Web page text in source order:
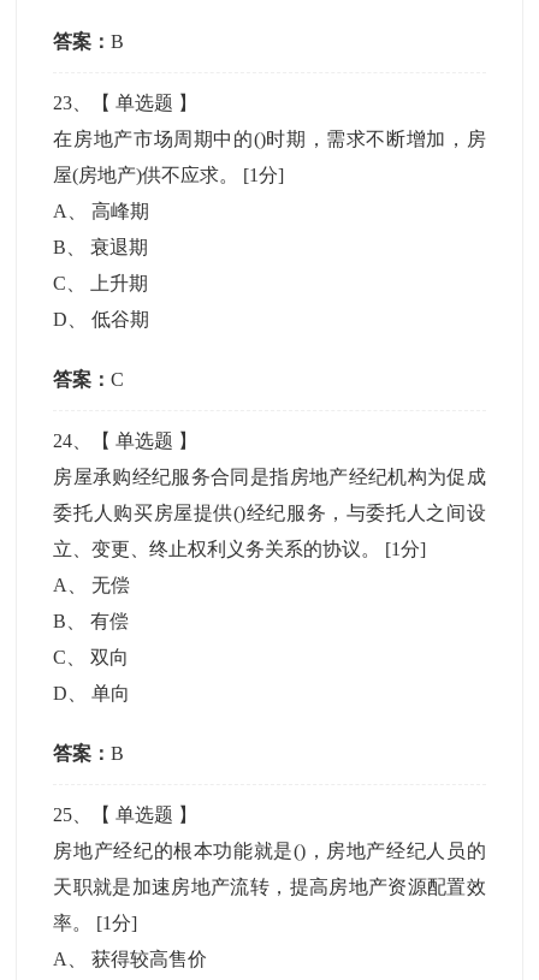
答案：B
23 、【单选题 】
在房地产市场周期中的()时期，需求不断增加，房
屋(房地产)供不应求。 [1分]
A
、高峰期
B
衰退期
C
上升期
D 、低谷期
答案：C
24 、【单选题 】
房屋承购经纪服务合同是指房地产经纪机构为促成
委托人购买房屋提供()经纪服务，与委托人之间设
立、变更、终止权利义务关系的协议。 [1分]
A
、无偿
B 、有偿
C 、双向
D 、单向
答案：B
25 、【单选题 】
房地产经纪的根本功能就是()，房地产经纪人员的
天职就是加速房地产流转，提高房地产资源配置效
率。 [1分]
A
、获得较高售价